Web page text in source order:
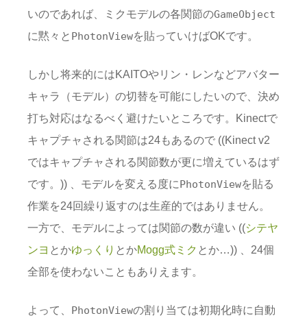
いのであれば、ミクモデルの各関節のGameObject
に黙々と PhotonViewを貼っていけばOKです。
しかし将来的にはKAITOやリン・レンなどアバター
キャラ（モデル）の切替を可能にしたいので、決め
打ち対応はなるべく避けたいところです。Kinectで
キャプチャされる関節は24もあるので ((Kinect v2
ではキャプチャされる関節数が更に増えているはず
です。)) 、モデルを変える度にPhotonViewを貼る
作業を24回繰り返すのは生産的ではありません。
一方で、モデルによっては関節の数が違い ((シテヤ
ンヨ とかゆっくり とかMogg式ミク とか…)) 、24個
全部を使わないこともありえます。
よって、 PhotonViewの割り当ては初期化時に自動